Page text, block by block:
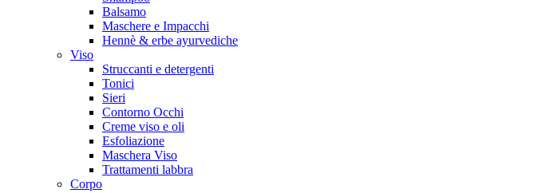
Balsamo
Maschere e Impacchi
Hennè & erbe ayurvediche
Viso
Struccanti e detergenti
Tonici
Sieri
Contorno Occhi
Creme viso e oli
Esfoliazione
Maschera Viso
Trattamenti labbra
Corpo